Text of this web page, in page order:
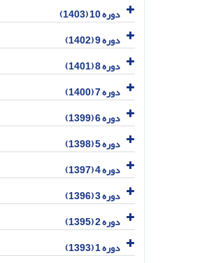
دوره 10 (1403)
دوره 9 (1402)
دوره 8 (1401)
دوره 7 (1400)
دوره 6 (1399)
دوره 5 (1398)
دوره 4 (1397)
دوره 3 (1396)
دوره 2 (1395)
دوره 1 (1393)